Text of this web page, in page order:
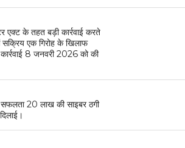
एक्ट के तहत बड़ी कार्रवाई करते
सक्रिय एक गिरोह के खिलाफ
8 जनवरी 2026 को की
20 लाख की साइबर ठगी